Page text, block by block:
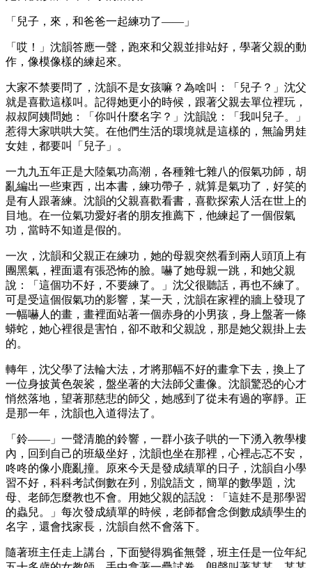
「兒子，來，和爸爸一起練功了——」
「哎！」沈韻答應一聲，跑來和父親並排站好，學著父親的動
作，像模像樣的練起來。
大家不禁要問了，沈韻不是女孩嘛？為啥叫：「兒子？」沈父
就是喜歡這樣叫。記得她更小的時候，跟著父親去單位裡玩，
叔叔阿姨問她：「你叫什麼名字？」沈韻說：「我叫兒子。」
惹得大家哄哄大笑。在他們生活的環境就是這樣的，無論男娃
女娃，都要叫「兒子」。
一九九五年正是大陸氣功高潮，各種雜七雜八的假氣功師，胡
亂編出一些東西，出本書，練功帶子，就算是氣功了，好笑的
是有人跟著練。沈韻的父親喜歡看書，喜歡探索人活在世上的
目地。在一位氣功愛好者的朋友推薦下，他練起了一個假氣
功，當時不知道是假的。
一次，沈韻和父親正在練功，她的母親突然看到兩人頭頂上有
團黑氣，裡面還有張恐怖的臉。嚇了她母親一跳，和她父親
說：「這個功不好，不要練了。」沈父很聽話，再也不練了。
可是受這個假氣功的影響，某一天，沈韻在家裡的牆上發現了
一幅嚇人的畫，畫裡面站著一個赤身的小男孩，身上盤著一條
蟒蛇，她心裡很是害怕，卻不敢和父親說，那是她父親掛上去
的。
轉年，沈父學了法輪大法，才將那幅不好的畫拿下去，換上了
一位身披黃色袈裟，盤坐著的大法師父畫像。沈韻驚恐的心才
悄然落地，望著那慈悲的師父，她感到了從未有過的寧靜。正
是那一年，沈韻也入道得法了。
「鈴——」一聲清脆的鈴響，一群小孩子哄的一下湧入教學樓
內，回到自己的班級坐好，沈韻也坐在那裡，心裡忐忑不安，
咚咚的像小鹿亂撞。原來今天是發成績單的日子，沈韻自小學
習不好，科科考試倒數在列，別說語文，簡單的數學題，沈
母、老師怎麼教也不會。用她父親的話說：「這娃不是那學習
的蟲兒。」每次發成績單的時候，老師都會念倒數成績學生的
名字，還會找家長，沈韻自然不會落下。
隨著班主任走上講台，下面變得鴉雀無聲，班主任是一位年紀